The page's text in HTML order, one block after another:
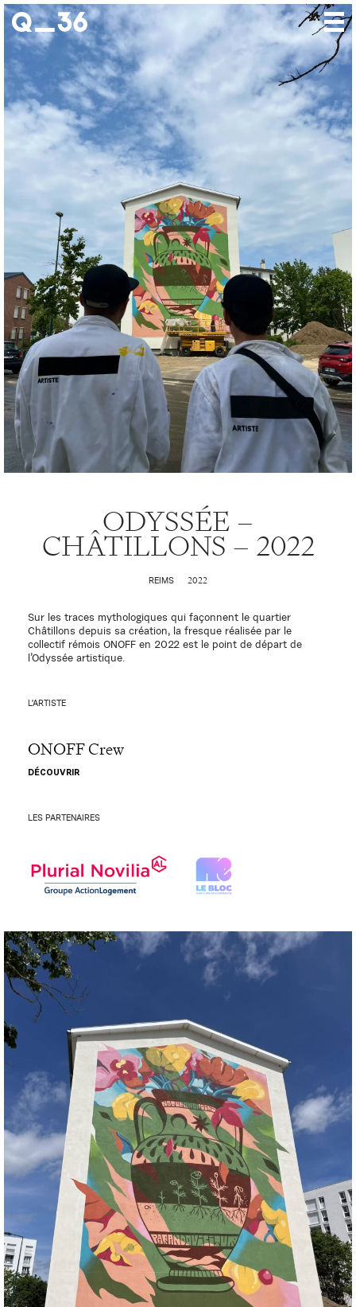
Nos créations
Nos talents
Où nous trouver
Nos expositions
À propos
Presse
Contact
ODYSSÉE –
CHÂTILLONS – 2022
REIMS 2022
Sur les traces mythologiques qui façonnent le quartier
Châtillons depuis sa création, la fresque réalisée par le
collectif rémois ONOFF en 2022 est le point de départ de
l’Odyssée artistique.
L'ARTISTE
ONOFF Crew
DÉCOUVRIR
LES PARTENAIRES